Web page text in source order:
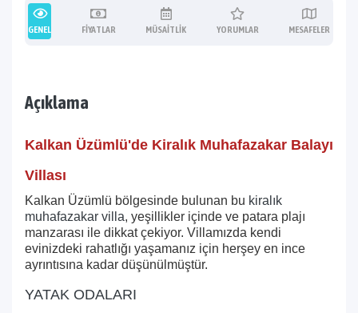
GENEL FIYATLAR MÜSAITLIK YORUMLAR MESAFELER
Açıklama
Kalkan Üzümlü'de Kiralık Muhafazakar Balayı
Villası
Kalkan Üzümlü bölgesinde bulunan bu kiralık
muhafazakar villa, yeşillikler içinde ve patara plajı
manzarası ile dikkat çekiyor. Villamızda kendi
evinizdeki rahatlığı yaşamanız için herşey en ince
ayrıntısına kadar düşünülmüştür.
YATAK ODALARI